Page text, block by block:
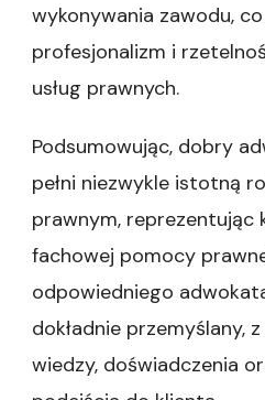
wykonywania zawodu,
profesjonalizm i
usług prawnych.
Podsumowując, dobry
pełni niezwykle istotną
prawnym, reprezentując
fachowej pomocy
odpowiedniego
dokładnie przemyślany,
wiedzy, doświadczenia